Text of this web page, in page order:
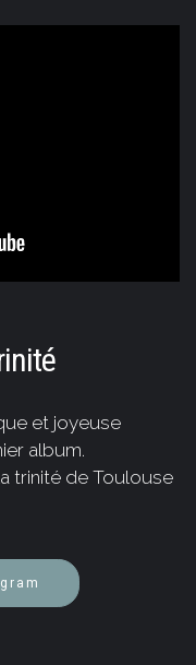
et joyeuse
album.
trinité de Toulouse